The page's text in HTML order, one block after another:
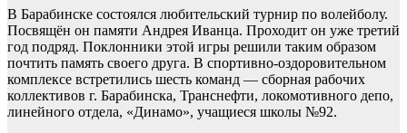
В Барабинске состоялся любительский турнир по волейболу.
Посвящён он памяти Андрея Иванца. Проходит он уже третий
год подряд. Поклонники этой игры решили таким образом
почтить память своего друга. В спортивно-оздоровительном
комплексе встретились шесть команд — сборная рабочих
коллективов г. Барабинска, Транснефти, локомотивного депо,
линейного отдела, «Динамо», учащиеся школы №92.